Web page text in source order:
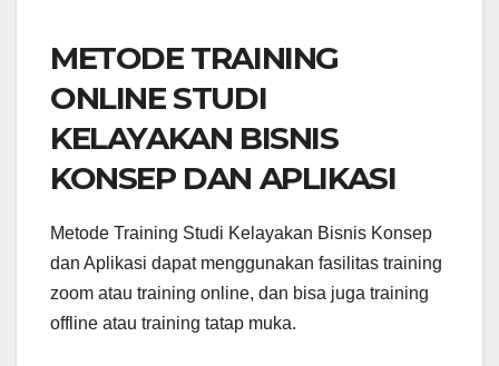
METODE TRAINING
ONLINE STUDI
KELAYAKAN BISNIS
KONSEP DAN APLIKASI
Metode Training Studi Kelayakan Bisnis Konsep
dan Aplikasi dapat menggunakan fasilitas training
zoom atau training online, dan bisa juga training
offline atau training tatap muka.